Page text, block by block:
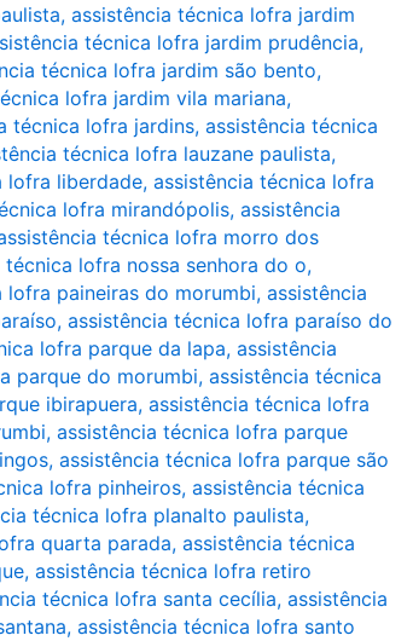
, assistência técnica lofra jardim
técnica lofra jardim prudência,
técnica lofra jardim são bento,
lofra jardim vila mariana,
técnica lofra jardins, assistência técnica
técnica lofra lauzane paulista,
lofra liberdade, assistência técnica lofra
lofra mirandópolis, assistência
técnica lofra morro dos
técnica lofra nossa senhora do o,
lofra paineiras do morumbi, assistência
, assistência técnica lofra paraíso do
lofra parque da lapa, assistência
parque do morumbi, assistência técnica
ibirapuera, assistência técnica lofra
, assistência técnica lofra parque
, assistência técnica lofra parque são
lofra pinheiros, assistência técnica
técnica lofra planalto paulista,
quarta parada, assistência técnica
, assistência técnica lofra retiro
técnica lofra santa cecília, assistência
, assistência técnica lofra santo